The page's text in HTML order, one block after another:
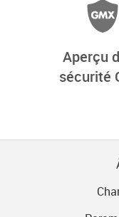
Aperçu
sécurité